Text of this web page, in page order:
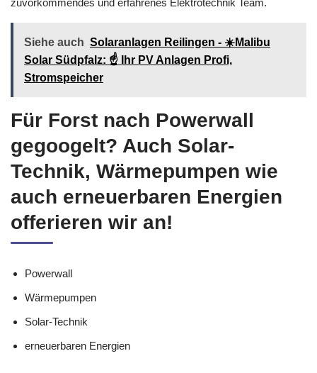
zuvorkommendes und erfahrenes Elektrotechnik Team.
Siehe auch Solaranlagen Reilingen - ☀️Malibu
Solar Südpfalz: ☝️ Ihr PV Anlagen Profi,
Stromspeicher
Für Forst nach Powerwall
gegoogelt? Auch Solar-
Technik, Wärmepumpen wie
auch erneuerbaren Energien
offerieren wir an!
Powerwall
Wärmepumpen
Solar-Technik
erneuerbaren Energien